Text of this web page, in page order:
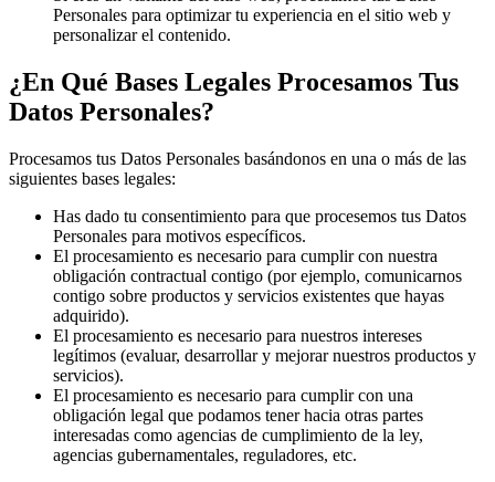
Personales para optimizar tu experiencia en el sitio web y
personalizar el contenido.
¿En Qué Bases Legales Procesamos Tus
Datos Personales?
Procesamos tus Datos Personales basándonos en una o más de las
siguientes bases legales:
Has dado tu consentimiento para que procesemos tus Datos
Personales para motivos específicos.
El procesamiento es necesario para cumplir con nuestra
obligación contractual contigo (por ejemplo, comunicarnos
contigo sobre productos y servicios existentes que hayas
adquirido).
El procesamiento es necesario para nuestros intereses
legítimos (evaluar, desarrollar y mejorar nuestros productos y
servicios).
El procesamiento es necesario para cumplir con una
obligación legal que podamos tener hacia otras partes
interesadas como agencias de cumplimiento de la ley,
agencias gubernamentales, reguladores, etc.